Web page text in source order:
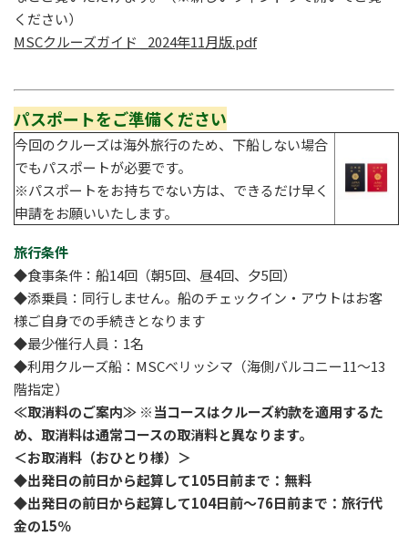
ください）
MSCクルーズガイド _2024年11月版.pdf
パスポートをご準備ください
今回のクルーズは海外旅行のため、下船しない場合
でもパスポートが必要です。
※パスポートをお持ちでない方は、できるだけ早く
申請をお願いいたします。
旅行条件
◆食事条件：船14回（朝5回、昼4回、夕5回）
◆添乗員：同行しません。船のチェックイン・アウトはお客
様ご自身での手続きとなります
◆最少催行人員：1名
◆利用クルーズ船：MSCベリッシマ（海側バルコニー11～13
階指定）
≪取消料のご案内≫ ※当コースはクルーズ約款を適用するた
め、取消料は通常コースの取消料と異なります。
＜お取消料（おひとり様）＞
◆出発日の前日から起算して105日前まで：無料
◆出発日の前日から起算して104日前〜76日前まで：旅行代
金の15％